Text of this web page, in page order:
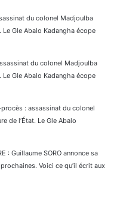
du colonel Madjoulba
Le Gle Abalo Kadangha écope
du colonel Madjoulba
Le Gle Abalo Kadangha écope
: assassinat du colonel
de l’État. Le Gle Abalo
: Guillaume SORO annonce sa
Voici ce qu’il écrit aux